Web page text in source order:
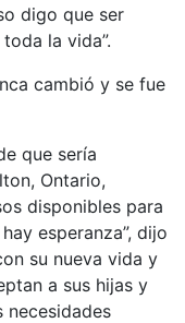
digo que ser
la vida”.
cambió y se fue
que sería
Ontario,
disponibles para
esperanza”, dijo
su nueva vida y
a sus hijas y
necesidades